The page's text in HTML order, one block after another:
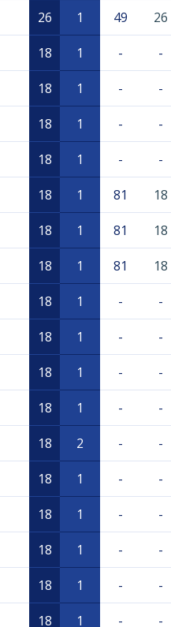
26 1 49 26
18 1 - -
18 1 - -
18 1 - -
18 1 - -
18 1 81 18
18 1 81 18
18 1 81 18
18 1 - -
18 1 - -
18 1 - -
18 1 - -
18 2 - -
18 1 - -
18 1 - -
18 1 - -
18 1 - -
18 1 - -